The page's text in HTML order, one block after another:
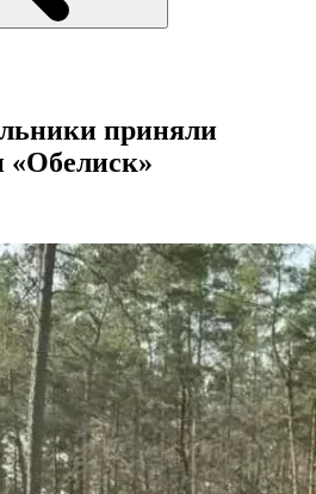
приняли
«Обелиск»